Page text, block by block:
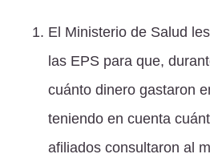
El Ministerio de Salud
las EPS para que,
cuánto dinero gastaron
teniendo en cuenta
afiliados consultaron al